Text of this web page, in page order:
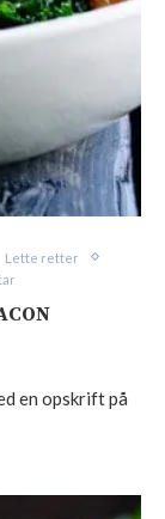
Lette retter
en opskrift på